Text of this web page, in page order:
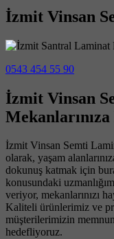
İzmit Vinsan
0543 454 55 90
İzmit Vinsan
İzmit Vinsan Semti
olarak, yaşam
dokunuş katmak için
konusundaki
veriyor, mekanlarınızı
Kaliteli ürünlerimiz ve
müşterilerimizin
hedefliyoruz.